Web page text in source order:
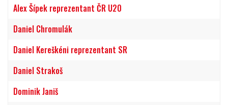
Alex Šípek reprezentant ČR U20
Daniel Chromulák
Daniel Kereškéni reprezentant SR
Daniel Strakoš
Dominik Janiš